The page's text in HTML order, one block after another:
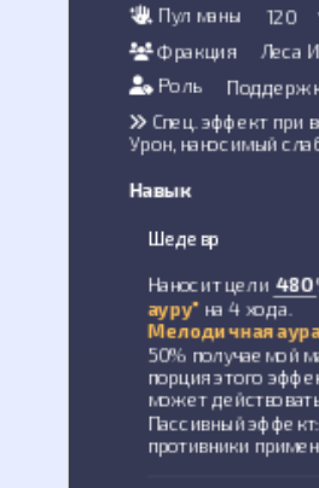
Пул маны
120
Фракция
Леса
Роль
Спец. эффект при
Урон, наносимый
Навык
Шедевр
Наносит цели 480
ауру"на 4 хода.
Мелодичная
50% получаемой
порция этого
может
Пассивный
противники